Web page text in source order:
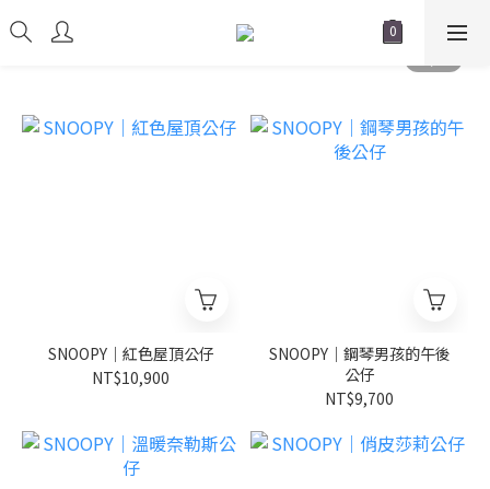
SNOOPY｜紅色屋頂公仔
NT$10,900
SNOOPY｜鋼琴男孩的午後
公仔
NT$9,700